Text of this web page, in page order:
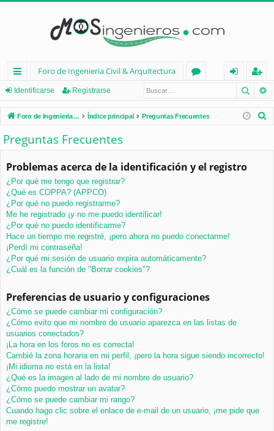
nl
ac
es
rá
pi
d
os
Foro de Ingenieria Civil & Arquitectura
os
nt
ifi
rs
eg
ist
ra
Identificarse Registrarse
Foro de Ingenieria Civil & Arquitectura Índice principal Preguntas Frecuentes
Preguntas Frecuentes
Problemas acerca de la identificación y el registro
¿Por qué me tengo que registrar?
¿Qué es COPPA? (APPCO)
¿Por qué no puedo registrarme?
Me he registrado ¡y no me puedo identificar!
¿Por qué no puedo identificarme?
Hace un tiempo me registré, ¡pero ahora no puedo conectarme!
¡Perdí mi contraseña!
¿Por qué mi sesión de usuario expira automáticamente?
¿Cuál es la función de "Borrar cookies"?
Preferencias de usuario y configuraciones
¿Cómo se puede cambiar mi configuración?
¿Cómo evito que mi nombre de usuario aparezca en las listas de
usuarios conectados?
¡La hora en los foros no es correcta!
Cambié la zona horaria en mi perfil, ¡pero la hora sigue siendo incorrecto!
¡Mi idioma no está en la lista!
¿Qué es la imagen al lado de mi nombre de usuario?
¿Cómo puedo mostrar un avatar?
¿Cómo se puede cambiar mi rango?
Cuando hago clic sobre el enlace de e-mail de un usuario, ¡me pide que
me registre!